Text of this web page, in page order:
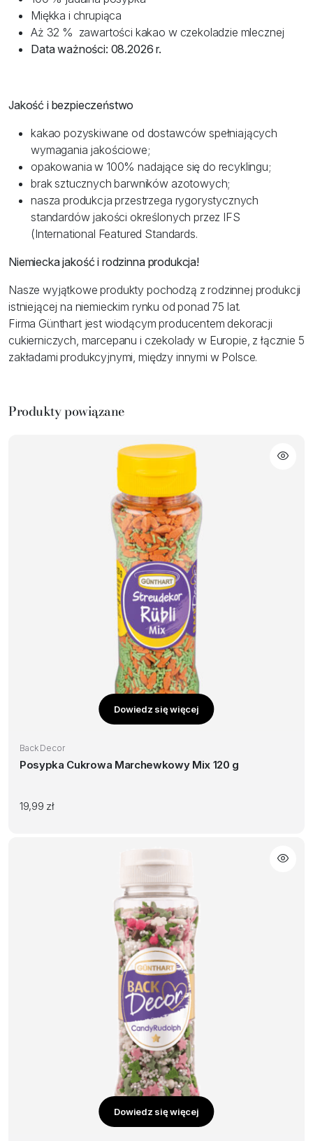
Miękka i chrupiąca
Aż 32 % zawartości kakao w czekoladzie mlecznej
Data ważności: 08.2026 r.
Jakość i bezpieczeństwo
kakao pozyskiwane od dostawców spełniających
wymagania jakościowe;
opakowania w 100% nadające się do recyklingu;
brak sztucznych barwników azotowych;
nasza produkcja przestrzega rygorystycznych
standardów jakości określonych przez IFS
(International Featured Standards.
Niemiecka jakość i rodzinna produkcja!
Nasze wyjątkowe produkty pochodzą z rodzinnej produkcji
istniejącej na niemieckim rynku od ponad 75 lat.
Firma Günthart jest wiodącym producentem dekoracji
cukierniczych, marcepanu i czekolady w Europie, z łącznie 5
zakładami produkcyjnymi, między innymi w Polsce.
Produkty powiązane
Dowiedz się więcej
Back Decor
Posypka Cukrowa Marchewkowy Mix 120 g
19,99 zł
Dowiedz się więcej